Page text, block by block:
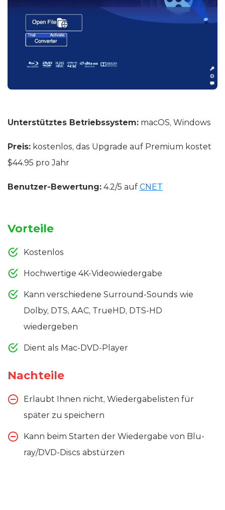
Unterstütztes Betriebssystem: macOS, Windows
Preis: kostenlos, das Upgrade auf Premium kostet
$44.95 pro Jahr
Benutzer-Bewertung: 4.2/5 auf CNET
Vorteile
Kostenlos
Hochwertige 4K-Videowiedergabe
Kann verschiedene Surround-Sounds wie
Dolby, DTS, AAC, TrueHD, DTS-HD
wiedergeben
Dient als Mac-DVD-Player
Nachteile
Erlaubt Ihnen nicht, Wiedergabelisten für
später zu speichern
Kann beim Starten der Wiedergabe von Blu-
ray/DVD-Discs abstürzen